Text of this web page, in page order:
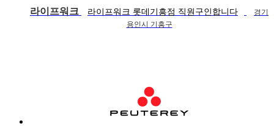
라이프워크 라이프워크 롯데기흥점 직원구인합니다
경기
용인시 기흥구